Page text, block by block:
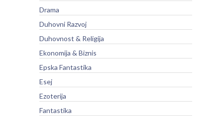
Drama
Duhovni Razvoj
Duhovnost & Religija
Ekonomija & Biznis
Epska Fantastika
Esej
Ezoterija
Fantastika